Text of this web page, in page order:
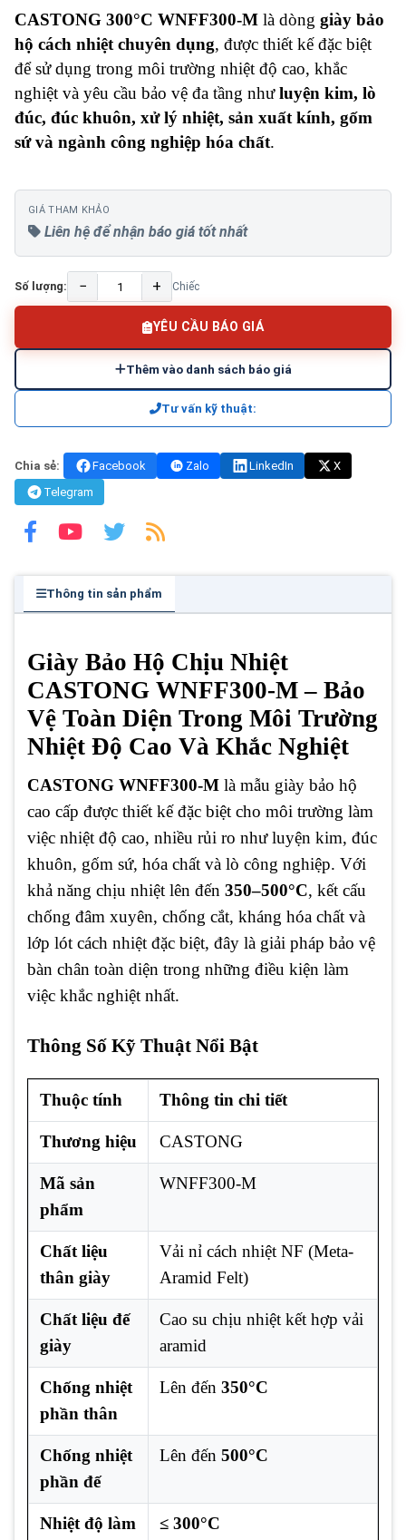
CASTONG 300°C WNFF300-M là dòng giày bảo
hộ cách nhiệt chuyên dụng, được thiết kế đặc biệt
để sử dụng trong môi trường nhiệt độ cao, khắc
nghiệt và yêu cầu bảo vệ đa tầng nhưluyện kim, lò
đúc, đúc khuôn, xử lý nhiệt, sản xuất kính, gốm
sứ và ngành công nghiệp hóa chất.
GIÁ THAM KHẢO
Liên hệ để nhận báo giá tốt nhất
Số lượng: − + Chiếc
YÊU CẦU BÁO GIÁ
Thêm vào danh sách báo giá
Tư vấn kỹ thuật:
Chia sẻ: Facebook Zalo LinkedIn
X
Telegram
Thông tin sản phẩm
Giày Bảo Hộ Chịu Nhiệt
CASTONG WNFF300-M – Bảo
Vệ Toàn Diện Trong Môi Trường
Nhiệt Độ Cao Và Khắc Nghiệt
CASTONG WNFF300-M là mẫu giày bảo hộ
cao cấp được thiết kế đặc biệt cho môi trường làm
việc nhiệt độ cao, nhiều rủi ro như luyện kim, đúc
khuôn, gốm sứ, hóa chất và lò công nghiệp. Với
khả năng chịu nhiệt lên đến 350–500°C, kết cấu
chống đâm xuyên, chống cắt, kháng hóa chất và
lớp lót cách nhiệt đặc biệt, đây là giải pháp bảo vệ
bàn chân toàn diện trong những điều kiện làm
việc khắc nghiệt nhất.
Thông Số Kỹ Thuật Nổi Bật
Thuộc tính Thông tin chi tiết
Thương hiệu CASTONG
Mã sản
phẩm
WNFF300-M
Chất liệu
thân giày
Vải nỉ cách nhiệt NF (Meta-
Aramid Felt)
Chất liệu đế
giày
Cao su chịu nhiệt kết hợp vải
aramid
Chống nhiệt
phần thân
Lên đến 350°C
Chống nhiệt
phần đế
Lên đến 500°C
Nhiệt độ làm
≤ 300°C